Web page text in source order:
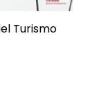
Turismo